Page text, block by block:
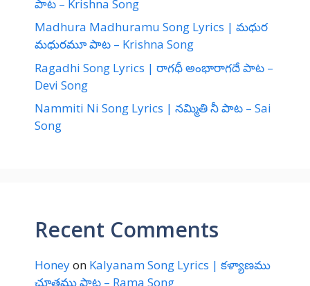
పాట – Krishna Song
Madhura Madhuramu Song Lyrics | మధుర
మధురమూ పాట – Krishna Song
Ragadhi Song Lyrics | రాగధీ అంభారాగదే పాట –
Devi Song
Nammiti Ni Song Lyrics | నమ్మితి నీ పాట – Sai
Song
Recent Comments
Honeyon Kalyanam Song Lyrics | కళ్యాణము
చూతము పాట – Rama Song